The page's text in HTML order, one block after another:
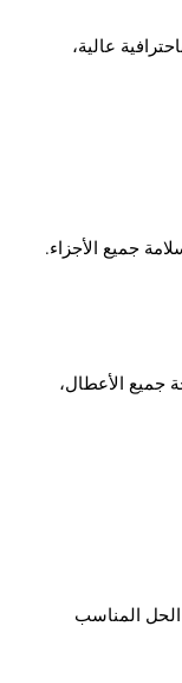
عالية،
جميع الأجزاء.
جميع الأعطال،
المناسب